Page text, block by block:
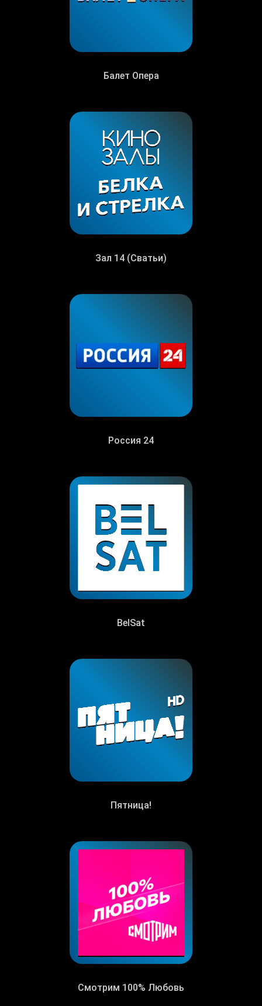
Балет Опера
Зал 14 (Сватьи)
Россия 24
BelSat
Пятница!
Смотрим 100% Любовь